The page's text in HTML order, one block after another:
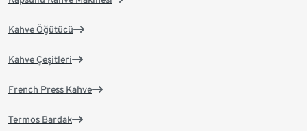
Kahve Öğütücü
Kahve Çeşitleri
French Press Kahve
Termos Bardak